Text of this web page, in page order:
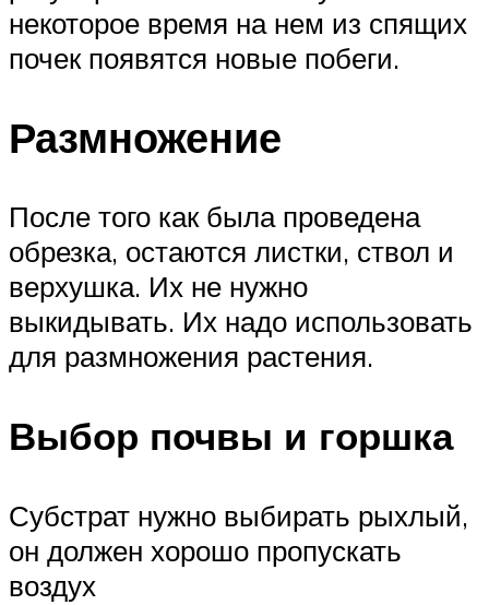
некоторое время на нем из спящих
почек появятся новые побеги.
Размножение
После того как была проведена
обрезка, остаются листки, ствол и
верхушка. Их не нужно
выкидывать. Их надо использовать
для размножения растения.
Выбор почвы и горшка
Субстрат нужно выбирать рыхлый,
он должен хорошо пропускать
воздух